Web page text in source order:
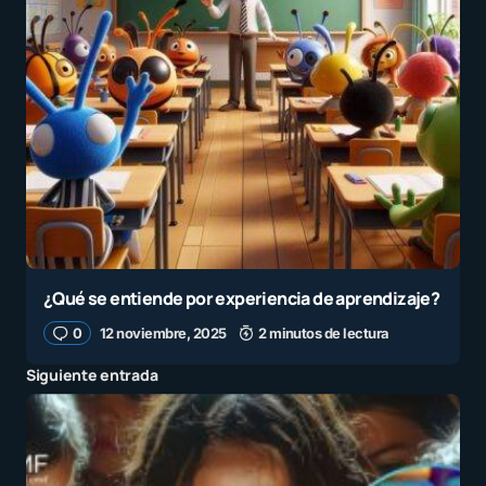
¿Qué se entiende por experiencia de aprendizaje?
0 12 noviembre, 2025 2 minutos de lectura
Siguiente entrada